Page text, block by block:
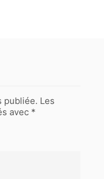
publiée. Les
avec *